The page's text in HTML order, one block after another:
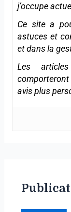
j’occupe
Ce site a
astuces et
et dans la
Les
avis plus